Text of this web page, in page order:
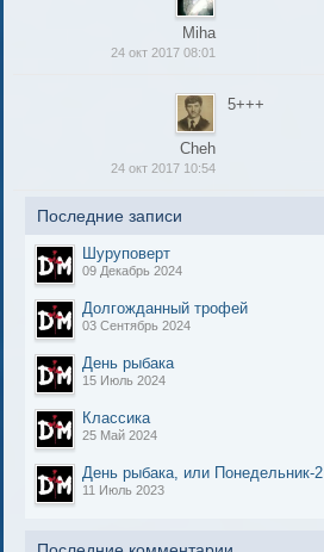
Miha
24 окт 2017 08:01
Cheh
24 окт 2017 10:54
5+++
Последние записи
Шуруповерт
09 Декабрь 2024
Долгожданный трофей
03 Сентябрь 2024
День рыбака
15 Июль 2024
Классика
25 Май 2024
День рыбака, или Понедельник-2
11 Июль 2023